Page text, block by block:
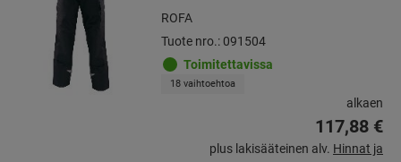
ROFA
Tuote nro.: 091504
Toimitettavissa
18 vaihtoehtoa
alkaen
117,88 €
plus lakisääteinen alv. Hinnat ja